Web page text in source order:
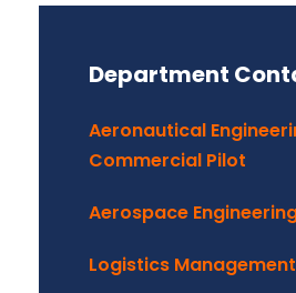
Department
Aeronautical
Commercial Pilot
Aerospace
Logistics Management